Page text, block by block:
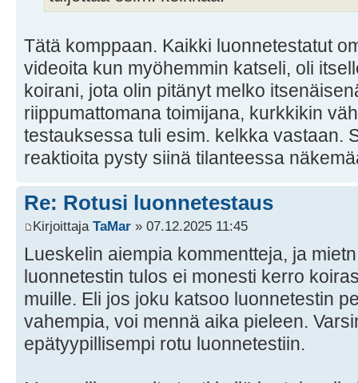
Tätä komppaan. Kaikki luonnetestatut
videoita kun myöhemmin katseli, oli
koirani, jota olin pitänyt melko
riippumattomana toimijana, kurkkikin
testauksessa tuli esim. kelkka vastaan.
reaktioita pysty siinä tilanteessa
Re: Rotusi luonnetestaus
Kirjoittaja TaMar » 07.12.2025 11:45
Lueskelin aiempia kommentteja, ja
luonnetestin tulos ei monesti kerro
muille. Eli jos joku katsoo luonnetestin
vahempia, voi mennä aika pieleen.
epätyypillisempi rotu luonnetestiin.